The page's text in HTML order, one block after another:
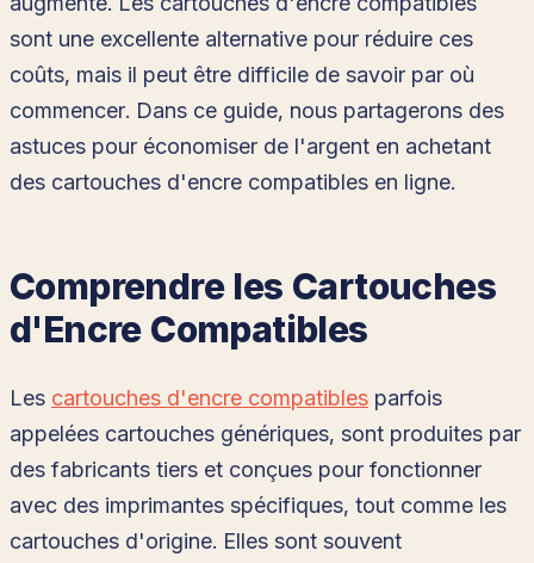
sont une excellente alternative pour réduire ces
coûts, mais il peut être difficile de savoir par où
commencer. Dans ce guide, nous partagerons des
astuces pour économiser de l'argent en achetant
des cartouches d'encre compatibles en ligne.
Comprendre les Cartouches
d'Encre Compatibles
Les cartouches d'encre compatibles parfois
appelées cartouches génériques, sont produites par
des fabricants tiers et conçues pour fonctionner
avec des imprimantes spécifiques, tout comme les
cartouches d'origine. Elles sont souvent